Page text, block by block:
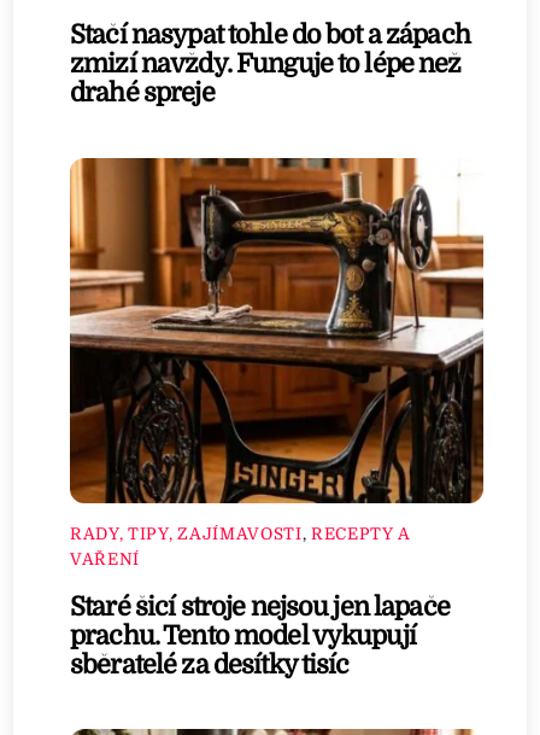
Stačí nasypat tohle do bot a zápach
zmizí navždy. Funguje to lépe než
drahé spreje
RADY, TIPY, ZAJÍMAVOSTI, RECEPTY A
VAŘENÍ
Staré šicí stroje nejsou jen lapače
prachu. Tento model vykupují
sběratelé za desítky tisíc